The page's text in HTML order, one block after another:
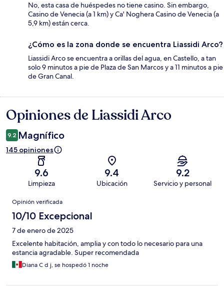
No, esta casa de huéspedes no tiene casino. Sin embargo,
Casino de Venecia (a 1 km) y Ca' Noghera Casino de Venecia (a
5,9 km) están cerca.
¿Cómo es la zona donde se encuentra Liassidi Arco?
Liassidi Arco se encuentra a orillas del agua, en Castello, a tan
solo 9 minutos a pie de Plaza de San Marcos y a 11 minutos a pie
de Gran Canal.
Opiniones
Opiniones de Liassidi Arco
9.2 Magnífico
145 opiniones
9.6
Limpieza
9.4
Ubicación
9.2
Servicio y personal
Opiniones
Opinión verificada
10/10 Excepcional
7 de enero de 2025
Excelente habitación, amplia y con todo lo necesario para una
estancia agradable. Super recomendada
Diana C d j, se hospedó 1 noche